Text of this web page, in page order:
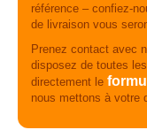
référence – confiez-
de livraison vous
Prenez contact avec
disposez de toutes
directement le
nous mettons à votre